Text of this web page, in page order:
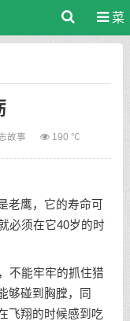
菜
故事 190 ℃
老鹰，它的寿命可
必须在它40岁的时
不能牢牢的抓住猎
够碰到胸膛，同
飞翔的时候感到吃